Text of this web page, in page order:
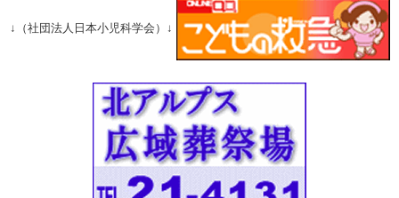
↓（社団法人日本小児科学会）↓